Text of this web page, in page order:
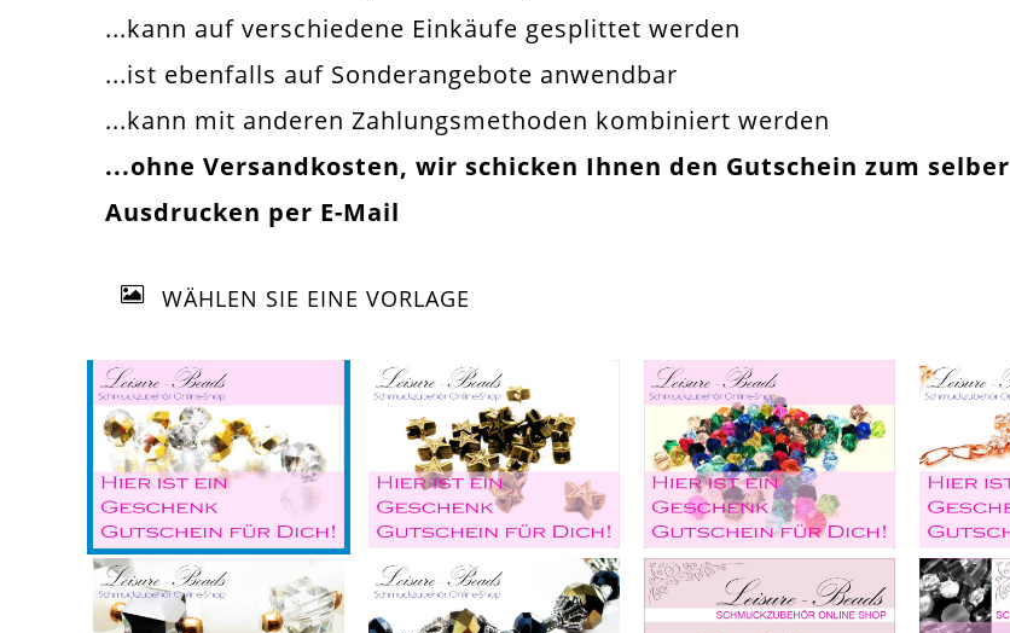
...kann auf verschiedene Einkäufe gesplittet werden
...ist ebenfalls auf Sonderangebote anwendbar
...kann mit anderen Zahlungsmethoden kombiniert werden
...ohne Versandkosten, wir schicken Ihnen den Gutschein zum selber
Ausdrucken per E-Mail
WÄHLEN SIE EINE VORLAGE